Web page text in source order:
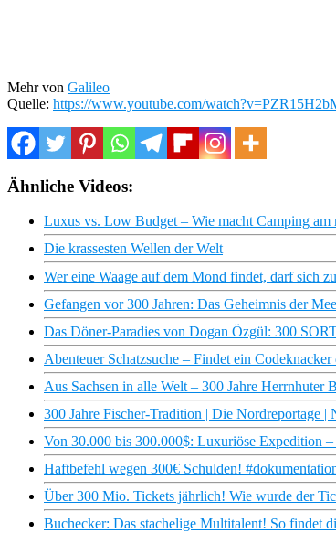
Mehr von Galileo
Quelle: https://www.youtube.com/
Ähnliche Videos:
Luxus vs. Low Budget – Wie macht Camping am
Die krassesten Wellen der Welt
Wer eine Waage auf dem Mond findet, darf sich
Gefangen vor 300 Jahren: Das Geheimnis der
Das Döner-Paradies von Dogan Özgül: 300
Abenteuer Schatzsuche – Findet ein
Aus Sachsen in alle Welt – 300 Jahre Herrnhuter
300 Jahre Fischer-Tradition | Die Nordreportage |
Von 30.000 bis 300.000$: Luxuriöse Expedition
Haftbefehl wegen 300€ Schulden!
Über 300 Mio. Tickets jährlich! Wie wurde der
Buchecker: Das stachelige Multitalent! So findet